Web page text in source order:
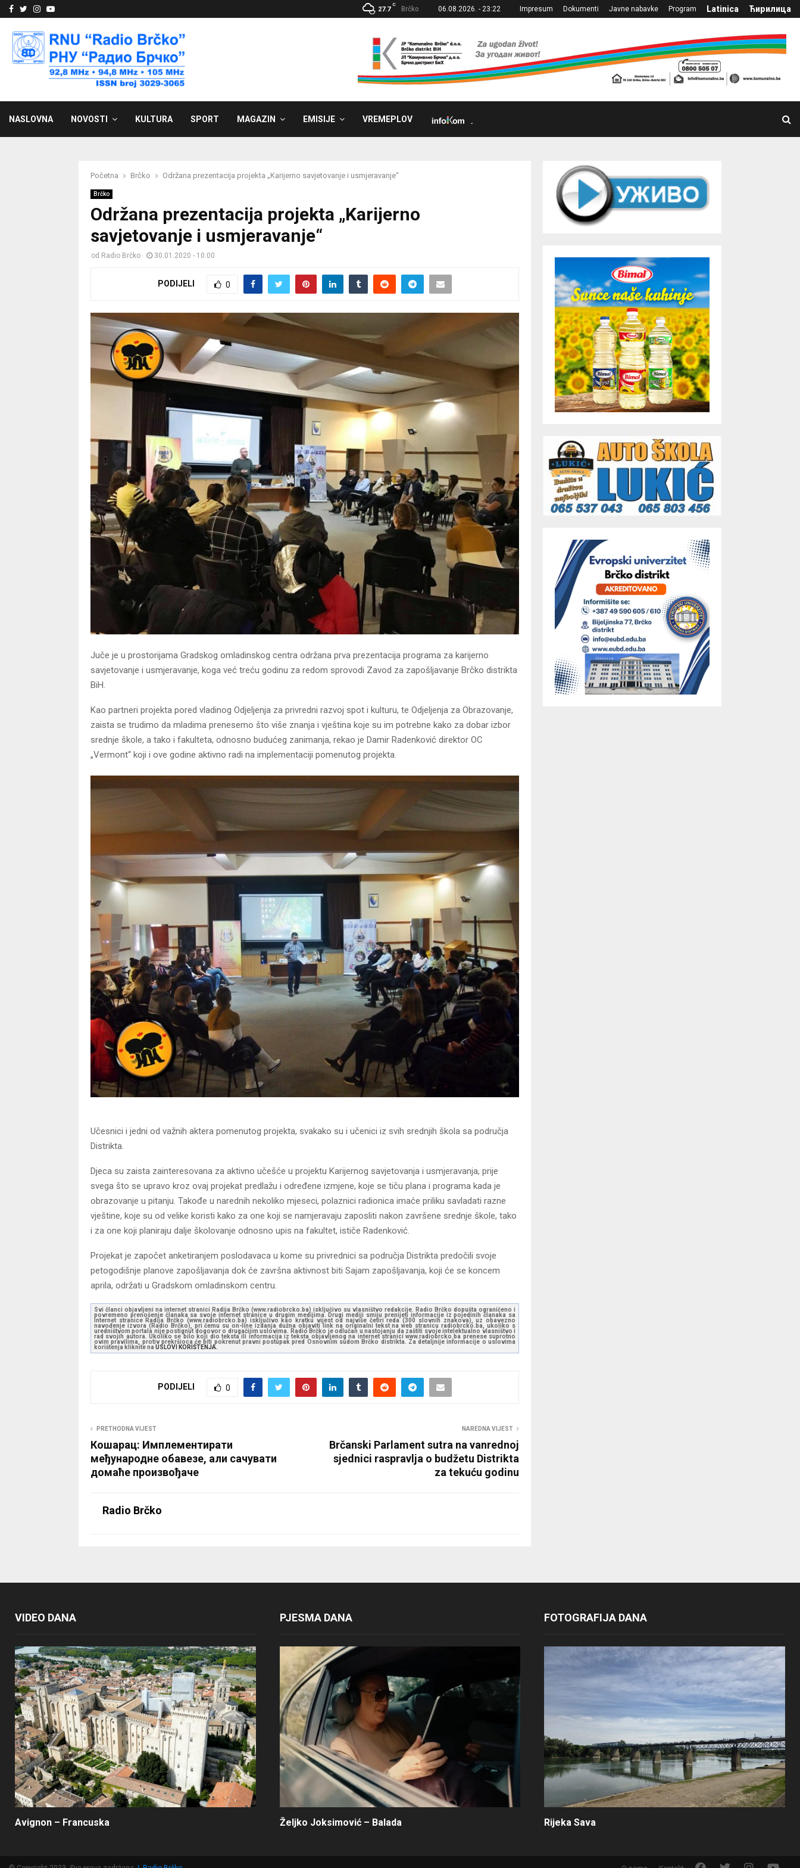
Facebook
Twitter
Instagram
Youtube 27.7
C
Brčko 06.08.2026. - 23:22 Impresum Dokumenti Javne nabavke Program Latinica Ћирилица
NASLOVNA NOVOSTI KULTURA SPORT MAGAZIN EMISIJE VREMEPLOV
Početna Brčko Održana prezentacija projekta „Karijerno savjetovanje i usmjeravanje“
Brčko
Održana prezentacija projekta „Karijerno
savjetovanje i usmjeravanje“
od Radio Brčko 30.01.2020 - 10:00
PODIJELI 0
Juče je u prostorijama Gradskog omladinskog centra održana prva prezentacija programa za karijerno
savjetovanje i usmjeravanje, koga već treću godinu za redom sprovodi Zavod za zapošljavanje Brčko distrikta
BiH.
Kao partneri projekta pored vladinog Odjeljenja za privredni razvoj spot i kulturu, te Odjeljenja za Obrazovanje,
zaista se trudimo da mladima prenesemo što više znanja i vještina koje su im potrebne kako za dobar izbor
srednje škole, a tako i fakulteta, odnosno budućeg zanimanja, rekao je Damir Radenković direktor OC
„Vermont“ koji i ove godine aktivno radi na implementaciji pomenutog projekta.
Učesnici i jedni od važnih aktera pomenutog projekta, svakako su i učenici iz svih srednjih škola sa područja
Distrikta.
Djeca su zaista zainteresovana za aktivno učešće u projektu Karijernog savjetovanja i usmjeravanja, prije
svega što se upravo kroz ovaj projekat predlažu i određene izmjene, koje se tiču plana i programa kada je
obrazovanje u pitanju. Takođe u narednih nekoliko mjeseci, polaznici radionica imaće priliku savladati razne
vještine, koje su od velike koristi kako za one koji se namjeravaju zaposliti nakon završene srednje škole, tako
i za one koji planiraju dalje školovanje odnosno upis na fakultet, ističe Radenković.
Projekat je započet anketiranjem poslodavaca u kome su privrednici sa područja Distrikta predočili svoje
petogodišnje planove zapošljavanja dok će završna aktivnost biti Sajam zapošljavanja, koji će se koncem
aprila, održati u Gradskom omladinskom centru.
Svi članci objavljeni na internet stranici Radija Brčko (www.radiobrcko.ba) isključivo su vlasništvo redakcije. Radio Brčko dopušta ograničeno i
povremeno prenošenje članaka sa svoje internet stranice u drugim medijima. Drugi mediji smiju prenijeti informacije iz pojedinih članaka sa
Internet stranice Radija Brčko (www.radiobrcko.ba) isključivo kao kratku vijest od najviše četiri reda (300 slovnih znakova), uz obavezno
navođenje izvora (Radio Brčko), pri čemu su on-line izdanja dužna objaviti link na originalni tekst na web stranicu radiobrcko.ba, ukoliko s
uredništvom portala nije postignut dogovor o drugačijim uslovima. Radio Brčko je odlučan u nastojanju da zaštiti svoje intelektualno vlasništvo i
rad svojih autora. Ukoliko se bilo koji dio teksta ili informacija iz teksta objavljenog na internet stranici www.radiobrcko.ba prenese suprotno
ovim pravilima, protiv prekršioca će biti pokrenut pravni postupak pred Osnovnim sudom Brčko distrikta. Za detaljnije informacije o uslovima
korištenja kliknite na USLOVI KORIŠTENJA.
PODIJELI 0
PRETHODNA VIJEST
Кошарац: Имплементирати
међународне обавезе, али сачувати
домаће произвођаче
NAREDNA VIJEST
Brčanski Parlament sutra na vanrednoj
sjednici raspravlja o budžetu Distrikta
za tekuću godinu
Radio Brčko
VIDEO DANA
Avignon – Francuska
PJESMA DANA
Željko Joksimović – Balada
FOTOGRAFIJA DANA
Rijeka Sava